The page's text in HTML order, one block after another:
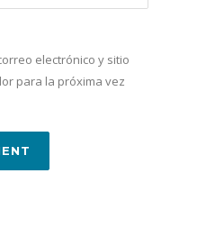
electrónico y sitio
para la próxima vez